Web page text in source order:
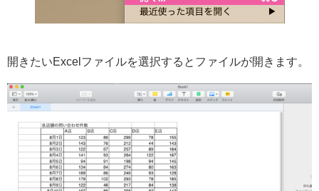
開きたいExcelファイルを選択するとファイルが開きます。